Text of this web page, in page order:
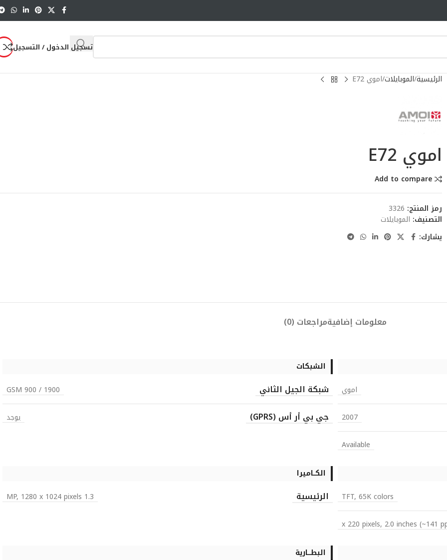
تسجيل الدخول / التسجيل
الرئيسية الموبايلات اموي E72
اموي E72
Add to compare
رمز المنتج: 3326
التصنيف: الموبايلات
يشارك:
معلومات إضافيةمراجعات (0)
اموي
2007
Available
الشبكات
شبكة الجيل الثاني GSM 900 / 1900
جي بي أر أس (GPRS) يوجد
TFT, 65K colors
الكــاميرا
الرئيسية 1.3 MP, 1280 x 1024 pixels
البطـــارية